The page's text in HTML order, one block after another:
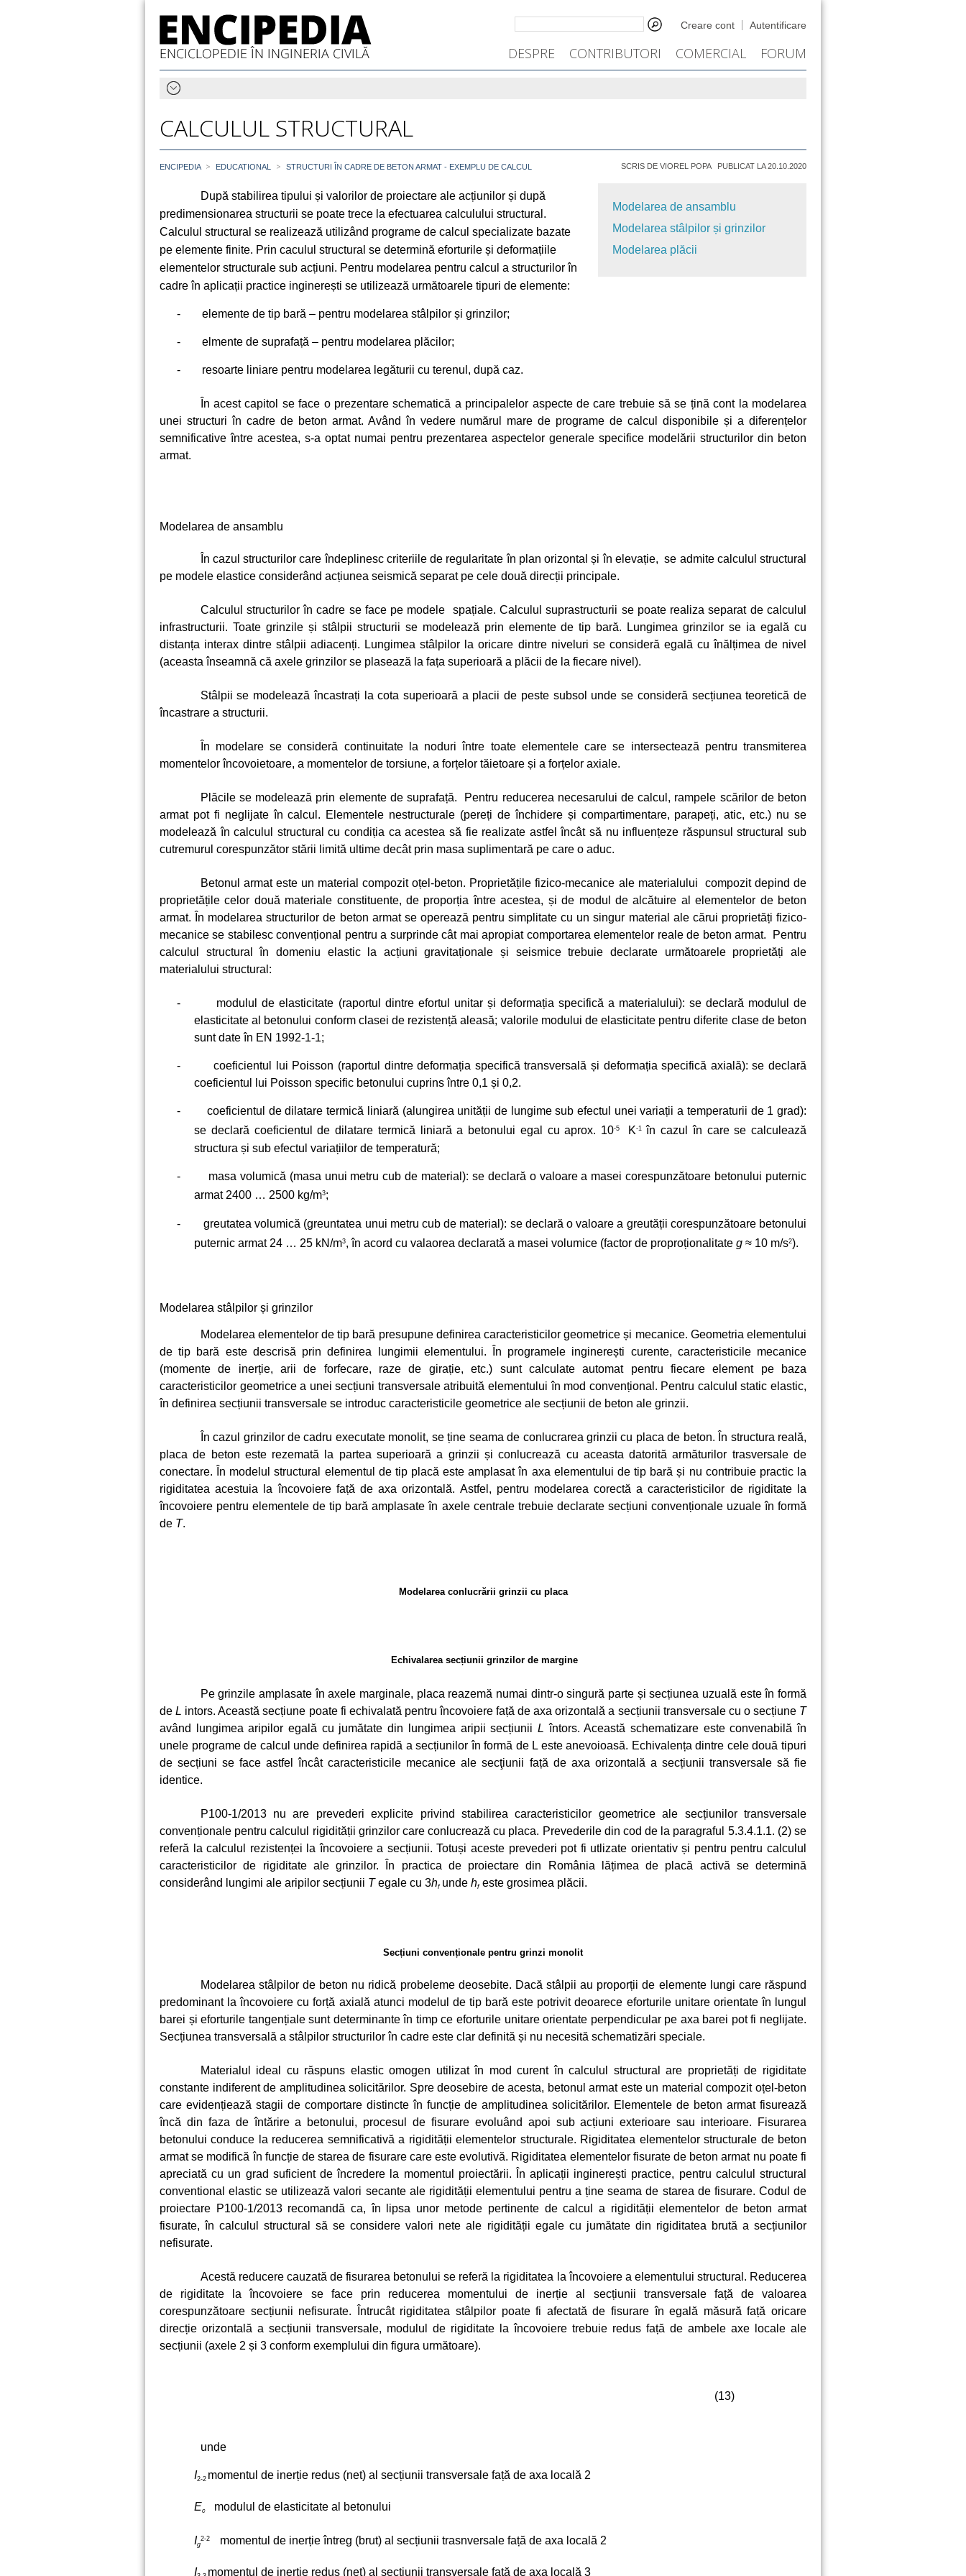
DESPRE CONTRIBUTORI COMERCIAL FORUM
Creare cont Autentificare
CALCULUL STRUCTURAL
ENCIPEDIA > EDUCATIONAL > STRUCTURI ÎN CADRE DE BETON ARMAT - EXEMPLU DE CALCUL PUBLICAT LA 20.10.2020
SCRIS DE VIOREL POPA
Modelarea de ansamblu
Modelarea stâlpilor și grinzilor
Modelarea plăcii
După stabilirea tipului și valorilor de proiectare ale acțiunilor și după
predimensionarea structurii se poate trece la efectuarea calculului structural.
Calculul structural se realizează utilizând programe de calcul specializate bazate
pe elemente finite. Prin caculul structural se determină eforturile și deformațiile
elementelor structurale sub acțiuni. Pentru modelarea pentru calcul a structurilor în
cadre în aplicații practice inginerești se utilizează următoarele tipuri de elemente:
- elemente de tip bară – pentru modelarea stâlpilor și grinzilor;
- elmente de suprafață – pentru modelarea plăcilor;
- resoarte liniare pentru modelarea legăturii cu terenul, după caz.
În acest capitol se face o prezentare schematică a principalelor aspecte de care trebuie să se țină cont la modelarea
unei structuri în cadre de beton armat. Având în vedere numărul mare de programe de calcul disponibile și a diferențelor
semnificative între acestea, s-a optat numai pentru prezentarea aspectelor generale specifice modelării structurilor din beton
armat.
Modelarea de ansamblu
În cazul structurilor care îndeplinesc criteriile de regularitate în plan orizontal și în elevație, se admite calculul structural
pe modele elastice considerând acțiunea seismică separat pe cele două direcții principale.
Calculul structurilor în cadre se face pe modele spațiale. Calculul suprastructurii se poate realiza separat de calculul
infrastructurii. Toate grinzile și stâlpii structurii se modelează prin elemente de tip bară. Lungimea grinzilor se ia egală cu
distanța interax dintre stâlpii adiacenți. Lungimea stâlpilor la oricare dintre niveluri se consideră egală cu înălțimea de nivel
(aceasta înseamnă că axele grinzilor se plasează la fața superioară a plăcii de la fiecare nivel).
Stâlpii se modelează încastrați la cota superioară a placii de peste subsol unde se consideră secțiunea teoretică de
încastrare a structurii.
În modelare se consideră continuitate la noduri între toate elementele care se intersectează pentru transmiterea
momentelor încovoietoare, a momentelor de torsiune, a forțelor tăietoare și a forțelor axiale.
Plăcile se modelează prin elemente de suprafață. Pentru reducerea necesarului de calcul, rampele scărilor de beton
armat pot fi neglijate în calcul. Elementele nestructurale (pereți de închidere și compartimentare, parapeți, atic, etc.) nu se
modelează în calculul structural cu condiția ca acestea să fie realizate astfel încât să nu influențeze răspunsul structural sub
cutremurul corespunzător stării limită ultime decât prin masa suplimentară pe care o aduc.
Betonul armat este un material compozit oțel-beton. Proprietățile fizico-mecanice ale materialului compozit depind de
proprietățile celor două materiale constituente, de proporția între acestea, și de modul de alcătuire al elementelor de beton
armat. În modelarea structurilor de beton armat se operează pentru simplitate cu un singur material ale cărui proprietăți fizico-
mecanice se stabilesc convențional pentru a surprinde cât mai apropiat comportarea elementelor reale de beton armat. Pentru
calculul structural în domeniu elastic la acțiuni gravitaționale și seismice trebuie declarate următoarele proprietăți ale
materialului structural:
-
modulul de elasticitate (raportul dintre efortul unitar și deformația specifică a materialului): se declară modulul de
elasticitate al betonului conform clasei de rezistență aleasă; valorile modului de elasticitate pentru diferite clase de beton
sunt date în EN 1992-1-1;
-
coeficientul lui Poisson (raportul dintre deformația specifică transversală și deformația specifică axială): se declară
coeficientul lui Poisson specific betonului cuprins între 0,1 și 0,2.
-
coeficientul de dilatare termică liniară (alungirea unității de lungime sub efectul unei variații a temperaturii de 1 grad):
se declară coeficientul de dilatare termică liniară a betonului egal cu aprox. 10-5 K-1în cazul în care se calculează
structura și sub efectul variațiilor de temperatură;
-
masa volumică (masa unui metru cub de material): se declară o valoare a masei corespunzătoare betonului puternic
armat 2400 … 2500 kg/m3;
-
greutatea volumică (greuntatea unui metru cub de material): se declară o valoare a greutății corespunzătoare betonului
puternic armat 24 … 25 kN/m3, în acord cu valaorea declarată a masei volumice (factor de proproționalitate g ≈ 10 m/s2).
Modelarea stâlpilor și grinzilor
Modelarea elementelor de tip bară presupune definirea caracteristicilor geometrice și mecanice. Geometria elementului
de tip bară este descrisă prin definirea lungimii elementului. În programele inginerești curente, caracteristicile mecanice
(momente de inerție, arii de forfecare, raze de girație, etc.) sunt calculate automat pentru fiecare element pe baza
caracteristicilor geometrice a unei secțiuni transversale atribuită elementului în mod convențional. Pentru calculul static elastic,
în definirea secțiunii transversale se introduc caracteristicile geometrice ale secțiunii de beton ale grinzii.
În cazul grinzilor de cadru executate monolit, se ține seama de conlucrarea grinzii cu placa de beton. În structura reală,
placa de beton este rezemată la partea superioară a grinzii și conlucrează cu aceasta datorită armăturilor trasversale de
conectare. În modelul structural elementul de tip placă este amplasat în axa elementului de tip bară și nu contribuie practic la
rigiditatea acestuia la încovoiere față de axa orizontală. Astfel, pentru modelarea corectă a caracteristicilor de rigiditate la
încovoiere pentru elementele de tip bară amplasate în axele centrale trebuie declarate secțiuni convenționale uzuale în formă
de T.
Modelarea conlucrării grinzii cu placa
Echivalarea secțiunii grinzilor de margine
Pe grinzile amplasate în axele marginale, placa reazemă numai dintr-o singură parte și secțiunea uzuală este în formă
deL intors. Această secțiune poate fi echivalată pentru încovoiere față de axa orizontală a secțiunii transversale cu o secțiune T
având lungimea aripilor egală cu jumătate din lungimea aripii secțiunii L întors. Această schematizare este convenabilă în
unele programe de calcul unde definirea rapidă a secțiunilor în formă de L este anevoioasă. Echivalența dintre cele două tipuri
de secțiuni se face astfel încât caracteristicile mecanice ale secţiunii față de axa orizontală a secțiunii transversale să fie
identice.
P100-1/2013 nu are prevederi explicite privind stabilirea caracteristicilor geometrice ale secțiunilor transversale
convenționale pentru calculul rigidității grinzilor care conlucrează cu placa. Prevederile din cod de la paragraful 5.3.4.1.1. (2) se
referă la calculul rezistenței la încovoiere a secțiunii. Totuși aceste prevederi pot fi utlizate orientativ și pentru pentru calculul
caracteristicilor de rigiditate ale grinzilor. În practica de proiectare din România lățimea de placă activă se determină
considerând lungimi ale aripilor secțiunii Tegale cu 3hf unde hfeste grosimea plăcii.
Secțiuni convenționale pentru grinzi monolit
Modelarea stâlpilor de beton nu ridică probeleme deosebite. Dacă stâlpii au proporții de elemente lungi care răspund
predominant la încovoiere cu forță axială atunci modelul de tip bară este potrivit deoarece eforturile unitare orientate în lungul
barei și eforturile tangențiale sunt determinante în timp ce eforturile unitare orientate perpendicular pe axa barei pot fi neglijate.
Secțiunea transversală a stâlpilor structurilor în cadre este clar definită și nu necesită schematizări speciale.
Materialul ideal cu răspuns elastic omogen utilizat în mod curent în calculul structural are proprietăți de rigiditate
constante indiferent de amplitudinea solicitărilor. Spre deosebire de acesta, betonul armat este un material compozit oțel-beton
care evidențiează stagii de comportare distincte în funcție de amplitudinea solicitărilor. Elementele de beton armat fisurează
încă din faza de întărire a betonului, procesul de fisurare evoluând apoi sub acțiuni exterioare sau interioare. Fisurarea
betonului conduce la reducerea semnificativă a rigidității elementelor structurale. Rigiditatea elementelor structurale de beton
armat se modifică în funcție de starea de fisurare care este evolutivă. Rigiditatea elementelor fisurate de beton armat nu poate fi
apreciată cu un grad suficient de încredere la momentul proiectării. În aplicații inginerești practice, pentru calculul structural
conventional elastic se utilizează valori secante ale rigidității elementului pentru a ține seama de starea de fisurare. Codul de
proiectare P100-1/2013 recomandă ca, în lipsa unor metode pertinente de calcul a rigidității elementelor de beton armat
fisurate, în calculul structural să se considere valori nete ale rigidității egale cu jumătate din rigiditatea brută a secțiunilor
nefisurate.
Acestă reducere cauzată de fisurarea betonului se referă la rigiditatea la încovoiere a elementului structural. Reducerea
de rigiditate la încovoiere se face prin reducerea momentului de inerție al secțiunii transversale față de valoarea
corespunzătoare secțiunii nefisurate. Întrucât rigiditatea stâlpilor poate fi afectată de fisurare în egală măsură față oricare
direcție orizontală a secțiunii transversale, modulul de rigiditate la încovoiere trebuie redus față de ambele axe locale ale
secțiunii (axele 2 și 3 conform exemplului din figura următoare).
(13)
unde
I2-2 momentul de inerție redus (net) al secțiunii transversale față de axa locală 2
Ec modulul de elasticitate al betonului
Ig
2-2 momentul de inerție întreg (brut) al secțiunii trasnversale față de axa locală 2
I momentul de inerție redus (net) al secțiunii transversale față de axa locală 3